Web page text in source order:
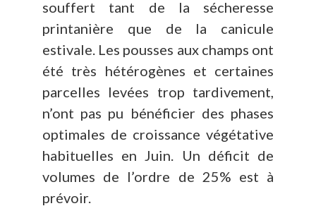
souffert tant de la sécheresse
printanière que de la canicule
estivale. Les pousses aux champs ont
été très hétérogènes et certaines
parcelles levées trop tardivement,
n’ont pas pu bénéficier des phases
optimales de croissance végétative
habituelles en Juin. Un déficit de
volumes de l’ordre de 25% est à
prévoir.